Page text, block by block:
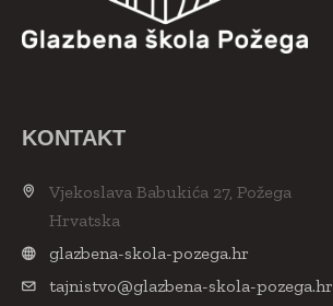
KONTAKT
Vjekoslava Babukića 27, Požega
Hrvatska
glazbena-skola-pozega.hr
tajnistvo@glazbena-skola-pozega.hr